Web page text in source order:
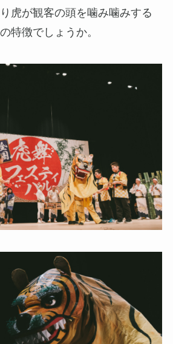
虎が観客の頭を噛み噛みする
特徴でしょうか。